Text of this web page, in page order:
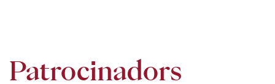
Patrocinadors